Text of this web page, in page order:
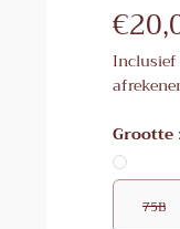
Grootte
75B